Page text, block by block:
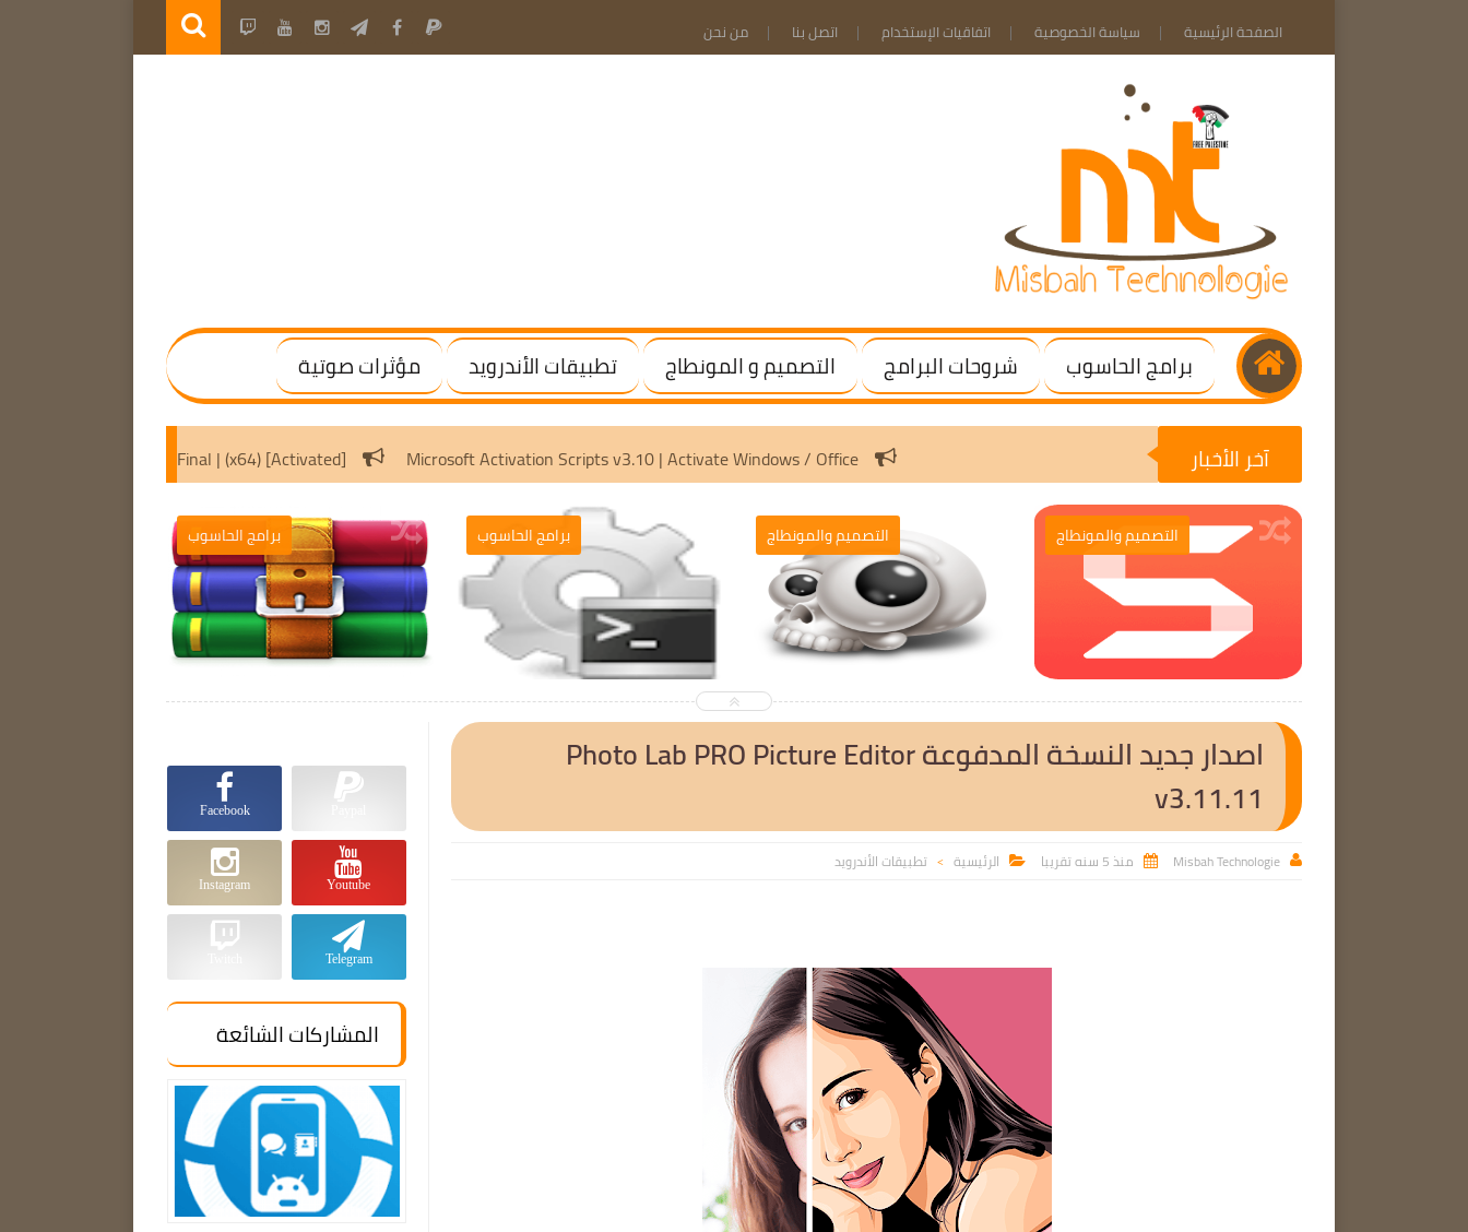
الصفحة الرئيسية سياسة الخصوصية اتفاقيات الإستخدام اتصل بنا من نحن
برامج الحاسوب شروحات البرامج التصميم و المونطاج تطبيقات الأندرويد مؤثرات صوتية
آخر الأخبار Microsoft Activation Scripts v3.10 | Activate Windows / Office
WinRAR 7.20 Final | (x64) [Activated]
برامج الحاسوب برامج الحاسوب التصميم والمونطاج التصميم والمونطاج
اصدار جديد النسخة المدفوعة Photo Lab PRO Picture Editor
v3.11.11

Misbah Technologie
 منذ 5 سنه تقريبا  الرئيسية > تطبيقات الأندرويد
Facebook
Youtube
Instagram
Telegram
المشاركات الشائعة